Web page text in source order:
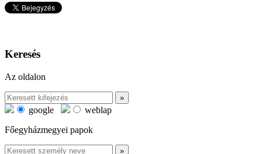
Keresés
Az oldalon
google
weblap
Főegyházmegyei papok